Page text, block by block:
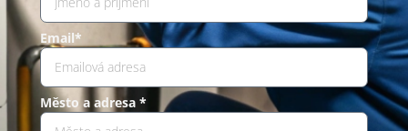
Email*
Město a adresa *